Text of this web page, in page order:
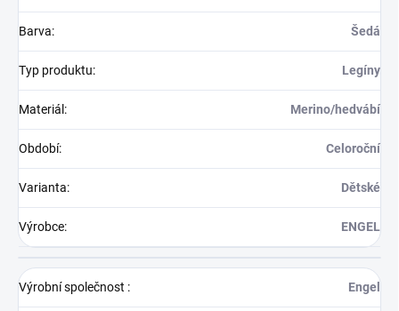
Barva: Šedá
Typ produktu: Legíny
Materiál : Merino/hedvábí
Období: Celoroční
Varianta: Dětské
Výrobce: ENGEL
Výrobní společnost : Engel